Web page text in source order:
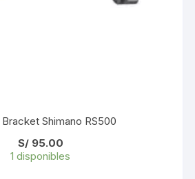
Shimano RS500
S/95.00
1 disponibles